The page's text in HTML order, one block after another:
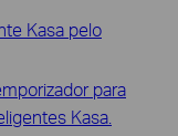
Kasa pelo
para
Kasa.